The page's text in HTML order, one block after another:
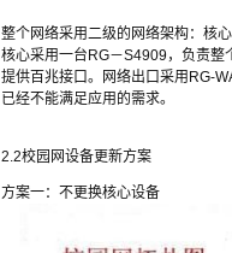
整个网络采用二级的网络架构：核心
核心采用一台RG－S4909，负责整
提供百兆接口。网络出口采用RG-
已经不能满足应用的需求。
2.2校园网设备更新方案
方案一：不更换核心设备